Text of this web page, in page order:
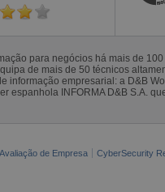
para negócios há mais de
de mais de 50 técnicos
empresarial: a D&B
espanhola INFORMA D&B S.A.
de Empresa CyberSecurity